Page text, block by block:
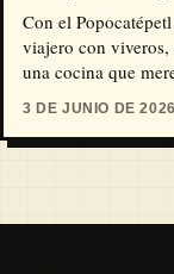
Con el
viajero con
una cocina que
cecina, subir al
tradiciones
3 DE JUNIO DE 2026